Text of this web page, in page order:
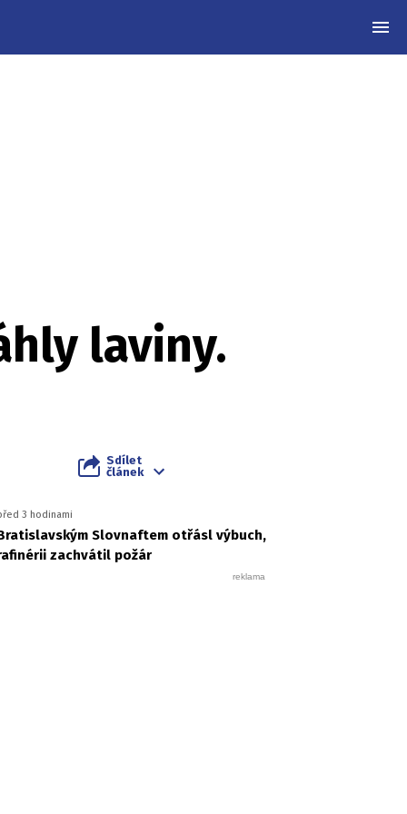
laviny.
Sdílet
článek
3 hodinami
Slovnaftem otřásl výbuch,
zachvátil požár